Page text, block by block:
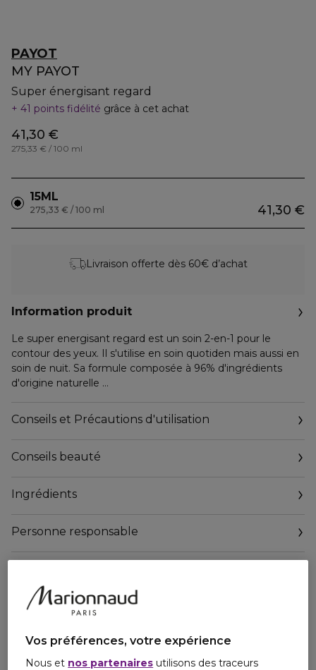
PAYOT
MY PAYOT
Super énergisant regard
41 points fidélité grâce à cet achat
41,30 €
275,33 € / 100 ml
15ML
41,30 €
275,33 € / 100 ml
Livraison offerte dès 60€ d’achat
Information produit
Le super energisant regard est un soin 2-en-1 pour le
contour des yeux. Il s'utilise en soin quotiden mais aussi en
soin de nuit. Sa formule composée à 96% d'ingrédients
d'origine naturelle
karité. L'application de ce super énergisant regard est une
véritable expérience sensorielle grâce à sa texture à
un usage double-fonction.
Conseils et Précautions d'utilisation
Conseils beauté
Ingrédients
Personne responsable
Email
Vos préférences, votre expérience
Nous et nos partenaires utilisons des traceurs